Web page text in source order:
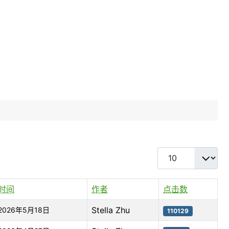
每页显示条数
间 作者 点击数
年5月18日 Stella Zhu 110129